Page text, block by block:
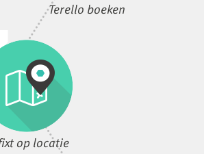
Terello boeken
op locatie